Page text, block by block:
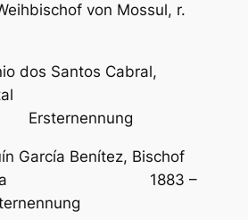
von Mossul, r.
dos Santos Cabral,
von Natal
García Benítez, Bischof
Marta 1883 –